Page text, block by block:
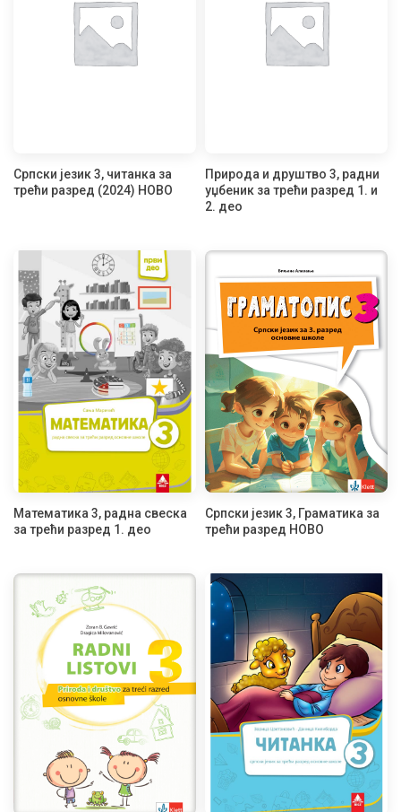
Српски језик 3, читанка за
трећи разред (2024) НОВО
Природа и друштво 3, радни
уџбеник за трећи разред 1. и
2. део
Математика 3, радна свеска
за трећи разред 1. део
Српски језик 3, Граматика за
трећи разред НОВО